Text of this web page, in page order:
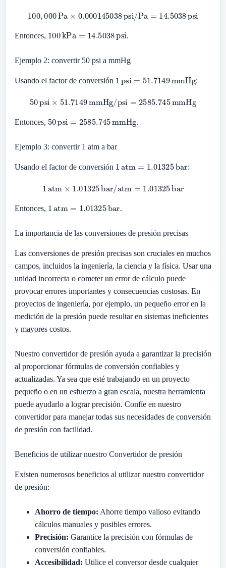
100,000Pa× 0.000145038psi/Pa= 14.5038psi
Entonces, 100 kPa 14.5038psi .
Ejemplo 2: convertir 50 psi a mmHg
Usando el factor de conversión 1 psi 51.7149mmHg :
50psi×51.7149mmHg/psi 2585.745mmHg
Entonces, 50 psi 2585.745mmHg .
Ejemplo 3: convertir 1 atm a bar
Usando el factor de conversión 1 atm 1.01325bar :
1atm×1.01325bar/atm= 1.01325bar
Entonces, 1 atm 1.01325bar .
La importancia de las conversiones de presión precisas
Las conversiones de presión precisas son cruciales en muchos
campos, incluidos la ingeniería, la ciencia y la física. Usar una
unidad incorrecta o cometer un error de cálculo puede
provocar errores importantes y consecuencias costosas. En
proyectos de ingeniería, por ejemplo, un pequeño error en la
medición de la presión puede resultar en sistemas ineficientes
y mayores costos.
Nuestro convertidor de presión ayuda a garantizar la precisión
al proporcionar fórmulas de conversión confiables y
actualizadas. Ya sea que esté trabajando en un proyecto
pequeño o en un esfuerzo a gran escala, nuestra herramienta
puede ayudarlo a lograr precisión. Confíe en nuestro
convertidor para manejar todas sus necesidades de conversión
de presión con facilidad.
Beneficios de utilizar nuestro Convertidor de presión
Existen numerosos beneficios al utilizar nuestro convertidor
de presión:
Ahorro de tiempo: Ahorre tiempo valioso evitando
cálculos manuales y posibles errores.
Precisión: Garantice la precisión con fórmulas de
conversión confiables.
Accesibilidad: Utilice el conversor desde cualquier